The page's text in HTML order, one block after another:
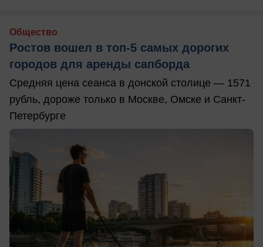
Общество
Ростов вошел в топ-5 самых дорогих
городов для аренды сапборда
Средняя цена сеанса в донской столице — 1571
рубль, дороже только в Москве, Омске и Санкт-
Петербурге